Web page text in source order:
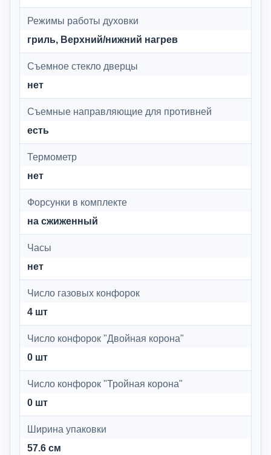
Режимы работы духовки
гриль, Верхний/нижний нагрев
Съемное стекло дверцы
нет
Съемные направляющие для противней
есть
Термометр
нет
Форсунки в комплекте
на сжиженный
Часы
нет
Число газовых конфорок
4 шт
Число конфорок "Двойная корона"
0 шт
Число конфорок "Тройная корона"
0 шт
Ширина упаковки
57.6 см